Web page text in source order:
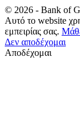
© 2026 - Bank of
Αυτό το website
εμπειρίας σας.
Δεν αποδέχομαι
Αποδέχομαι